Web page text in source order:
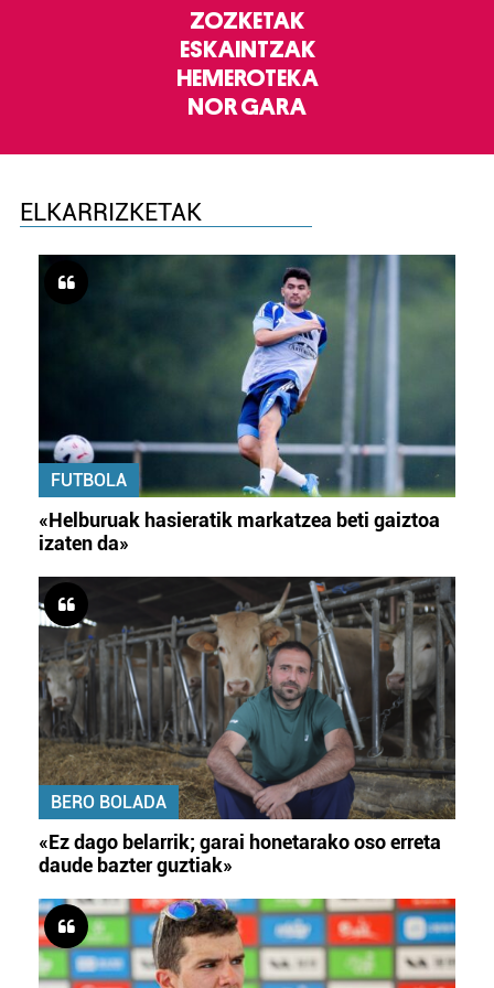
ZOZKETAK
ESKAINTZAK
HEMEROTEKA
NOR GARA
ELKARRIZKETAK
FUTBOLA
«Helburuak hasieratik markatzea beti gaiztoa
izaten da»
BERO BOLADA
«Ez dago belarrik; garai honetarako oso erreta
daude bazter guztiak»